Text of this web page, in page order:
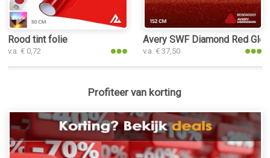
Rood tint folie
v.a. € 0,72
Avery SWF Diamond Red
v.a. € 37,50
Profiteer van korting